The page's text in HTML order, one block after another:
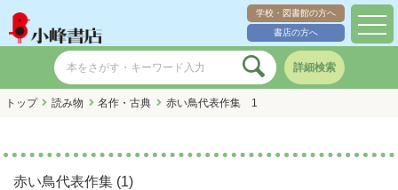
学校・図書館の方へ
書店の方へ
詳細検索
トップ 読み物 名作・古典 赤い鳥代表作集 1
赤い鳥代表作集 (1)